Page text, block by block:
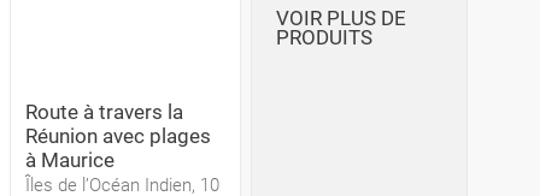
Route à travers la
Réunion avec plages
à Maurice
Îles de l’Océan Indien, 10
VOIR PLUS DE
PRODUITS